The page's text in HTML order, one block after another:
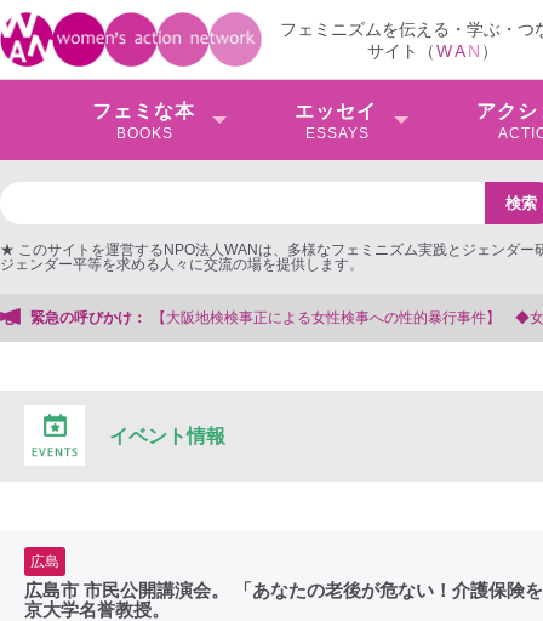
フェミニズムを伝える・学ぶ・つ
サイト（WAN ）
フェミな本
BOOKS
エッセイ
ESSAYS
アクシ
★ このサイトを運営するNPO法人WANは、多様なフェミニズム実践とジェンダー
ジェンダー平等を求める人々に交流の場を提供します。
緊急の呼びかけ：
性的暴行事件】 ◆女性検事を支援する会事務局
イベント情報
広島
広島市 市民公開講演会。 「あなたの老後が危ない！介護保険
京大学名誉教授。